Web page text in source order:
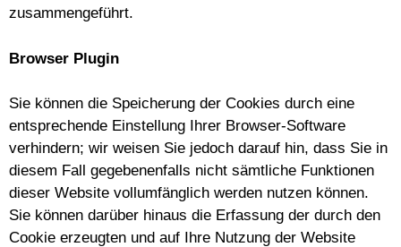
zusammengeführt.
Browser Plugin
Sie können die Speicherung der Cookies durch eine
entsprechende Einstellung Ihrer Browser-Software
verhindern; wir weisen Sie jedoch darauf hin, dass Sie in
diesem Fall gegebenenfalls nicht sämtliche Funktionen
dieser Website vollumfänglich werden nutzen können.
Sie können darüber hinaus die Erfassung der durch den
Cookie erzeugten und auf Ihre Nutzung der Website